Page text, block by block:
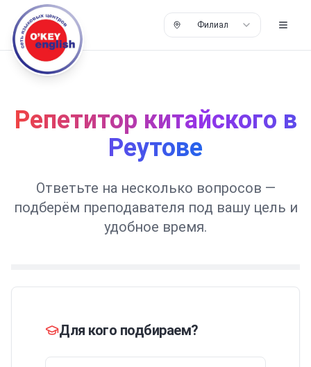
Филиал
Репетитор китайского в
Реутове
Ответьте на несколько вопросов —
подберём преподавателя под вашу цель и
удобное время.
Для кого подбираем?